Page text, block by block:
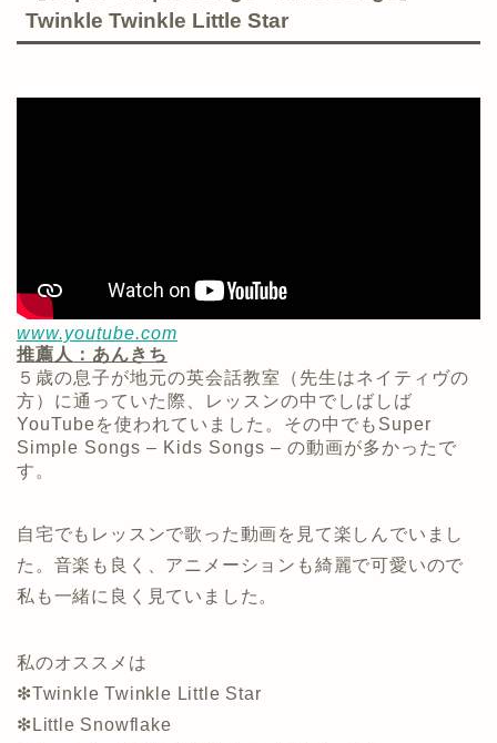
Twinkle Twinkle Little Star
www.youtube.com
推薦人：あんきち
５歳の息子が地元の英会話教室（先生はネイティヴの
方）に通っていた際、レッスンの中でしばしば
YouTubeを使われていました。その中でもSuper
Simple Songs – Kids Songs – の動画が多かったで
す。
自宅でもレッスンで歌った動画を見て楽しんでいまし
た。音楽も良く、アニメーションも綺麗で可愛いので
私も一緒に良く見ていました。
私のオススメは
❇︎Twinkle Twinkle Little Star
❇︎Little Snowflake